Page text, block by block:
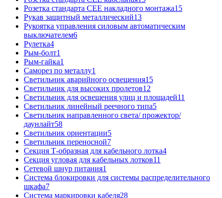
Розетка стандарта СЕЕ накладного монтажа15
Рукав защитный металлический13
Рукоятка управления силовым автоматическим
выключателем6
Рулетка4
Рым-болт1
Рым-гайка1
Саморез по металлу1
Светильник аварийного освещения15
Светильник для высоких пролетов12
Светильник для освещения улиц и площадей11
Светильник линейный реечного типа5
Светильник направленного света/ прожектор/
даунлайт58
Светильник ориентации5
Светильник переносной7
Секция Т-образная для кабельного лотка4
Секция угловая для кабельных лотков11
Сетевой шнур питания1
Система блокировки для системы распределительного
шкафа7
Система маркировки кабеля28